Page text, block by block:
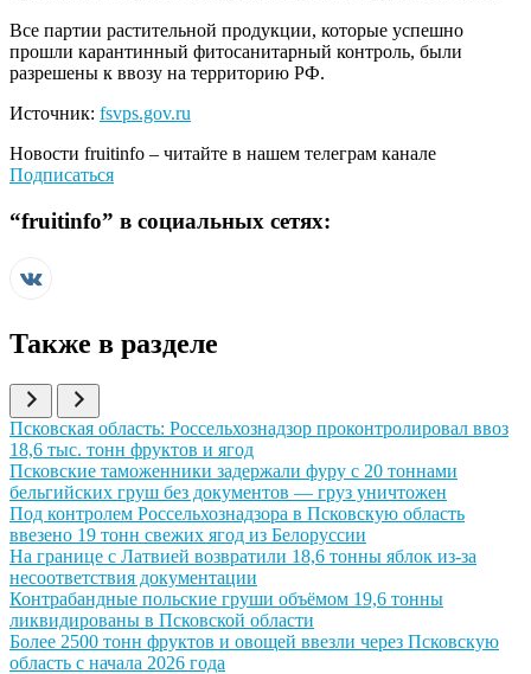
Все партии растительной продукции, которые успешно
прошли карантинный фитосанитарный контроль, были
разрешены к ввозу на территорию РФ.
Источник: fsvps.gov.ru
Новости fruitinfo – читайте в нашем телеграм канале
Подписаться
“fruitinfo” в социальных сетях:
Также в разделе
Иллюстрация новости
Псковская область: Россельхознадзор проконтролировал ввоз
18,6 тыс. тонн фруктов и ягод
Иллюстрация новости
Псковские таможенники задержали фуру с 20 тоннами
бельгийских груш без документов — груз уничтожен
Иллюстрация новости
Под контролем Россельхознадзора в Псковскую область
ввезено 19 тонн свежих ягод из Белоруссии
Иллюстрация новости
На границе с Латвией возвратили 18,6 тонны яблок из-за
несоответствия документации
Иллюстрация новости
Контрабандные польские груши объёмом 19,6 тонны
ликвидированы в Псковской области
Иллюстрация новости
Более 2500 тонн фруктов и овощей ввезли через Псковскую
область с начала 2026 года